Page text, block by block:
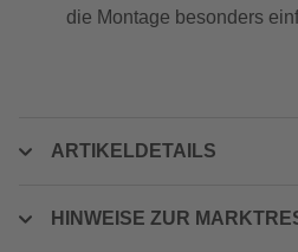
die Montage besonders
ARTIKELDETAILS
HINWEISE ZUR